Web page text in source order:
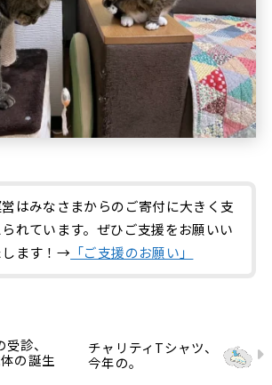
はみなさまからのご寄付に大きく支
られています。ぜひご支援をお願いい
します！→ 「ご支援のお願い」
診、
の誕生
チャリティTシャツ、
今年の。